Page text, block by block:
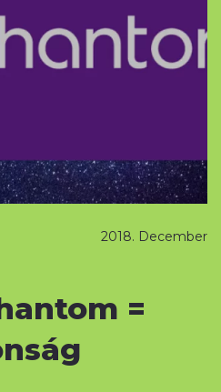
2018. December
=